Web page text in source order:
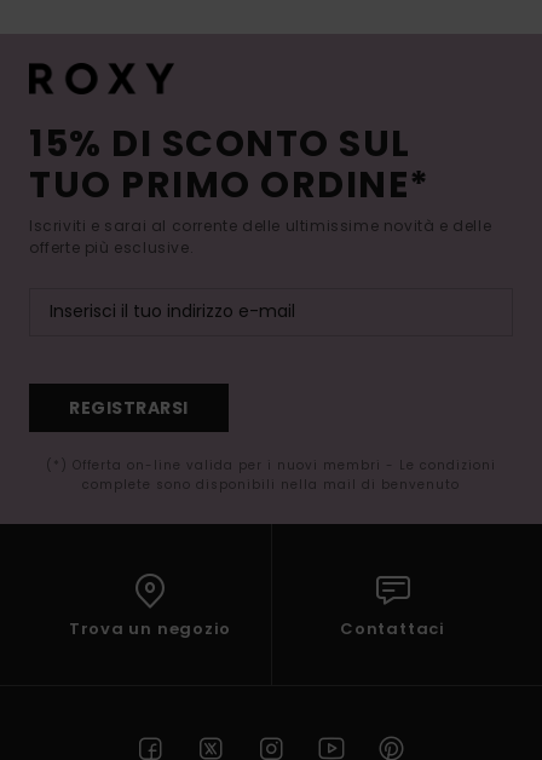
15% DI SCONTO SUL
TUO PRIMO ORDINE*
Iscriviti e sarai al corrente delle ultimissime novità e delle
offerte più esclusive.
REGISTRARSI
(*) Offerta on-line valida per i nuovi membri - Le condizioni
complete sono disponibili nella mail di benvenuto
Trova un negozio Contattaci